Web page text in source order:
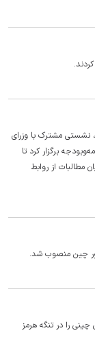
نشستی مشترک با وزرای
برگزار کرد تا
مطالبات از روابط
چین منصوب شد.
را در تنگه هرمز